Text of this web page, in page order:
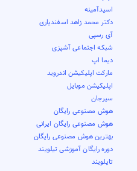
اسیدآمینه
دکتر محمد زاهد اسفندیاری
آی رسپی
شبکه اجتماعی آشپزی
دیما اپ
مارکت اپلیکیشن اندروید
اپلیکیشن موبایل
سیرجان
هوش مصنوعی رایگان
هوش مصنوعی رایگان ایرانی
بهترین هوش مصنوعی رایگان
دوره رایگان آموزشی تیلویند
تایلویند